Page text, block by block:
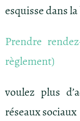
esquisse dans
Prendre
règlement)
voulez plus
réseaux sociaux